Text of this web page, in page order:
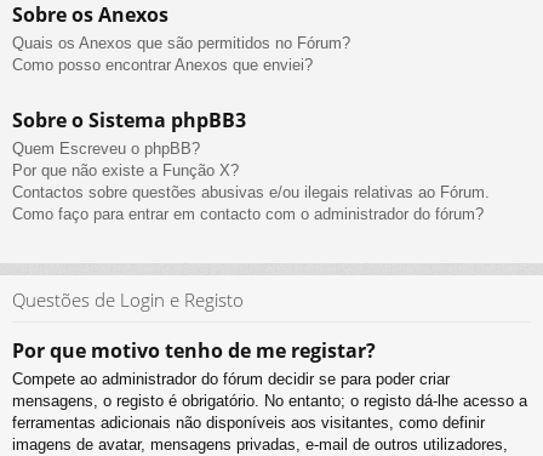
Sobre os Anexos
Quais os Anexos que são permitidos no Fórum?
Como posso encontrar Anexos que enviei?
Sobre o Sistema phpBB3
Quem Escreveu o phpBB?
Por que não existe a Função X?
Contactos sobre questões abusivas e/ou ilegais relativas ao Fórum.
Como faço para entrar em contacto com o administrador do fórum?
Questões de Login e Registo
Por que motivo tenho de me registar?
Compete ao administrador do fórum decidir se para poder criar
mensagens, o registo é obrigatório. No entanto; o registo dá-lhe acesso a
ferramentas adicionais não disponíveis aos visitantes, como definir
imagens de avatar, mensagens privadas, e-mail de outros utilizadores,